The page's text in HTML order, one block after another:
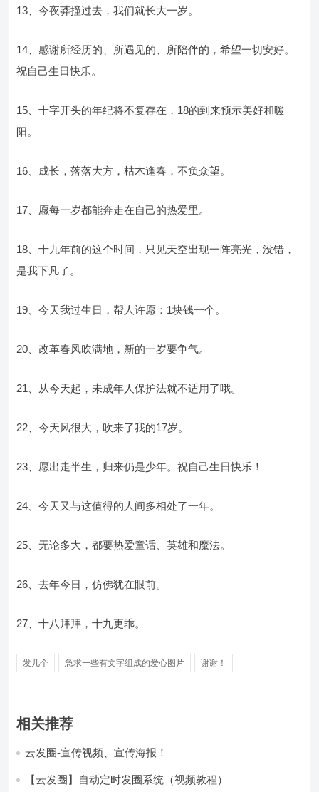
13、今夜莽撞过去，我们就长大一岁。
14、感谢所经历的、所遇见的、所陪伴的，希望一切安好。
祝自己生日快乐。
15、十字开头的年纪将不复存在，18的到来预示美好和暖
阳。
16、成长，落落大方，枯木逢春，不负众望。
17、愿每一岁都能奔走在自己的热爱里。
18、十九年前的这个时间，只见天空出现一阵亮光，没错，
是我下凡了。
19、今天我过生日，帮人许愿：1块钱一个。
20、改革春风吹满地，新的一岁要争气。
21、从今天起，未成年人保护法就不适用了哦。
22、今天风很大，吹来了我的17岁。
23、愿出走半生，归来仍是少年。祝自己生日快乐！
24、今天又与这值得的人间多相处了一年。
25、无论多大，都要热爱童话、英雄和魔法。
26、去年今日，仿佛犹在眼前。
27、十八拜拜，十九更乖。
发几个 急求一些有文字组成的爱心图片 谢谢！
相关推荐
云发圈-宣传视频、宣传海报！
【云发圈】自动定时发圈系统（视频教程）